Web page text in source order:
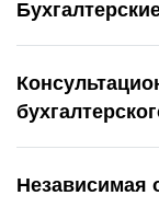
Независимая